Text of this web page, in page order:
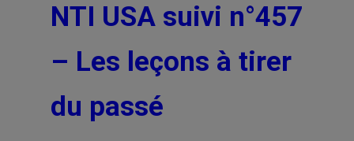
NTI USA suivi n°457
– Les leçons à tirer
du passé